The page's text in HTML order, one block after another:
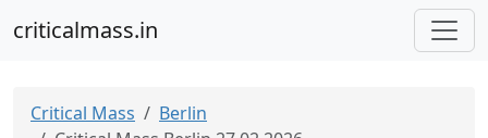
criticalmass.in
Critical Mass
Berlin